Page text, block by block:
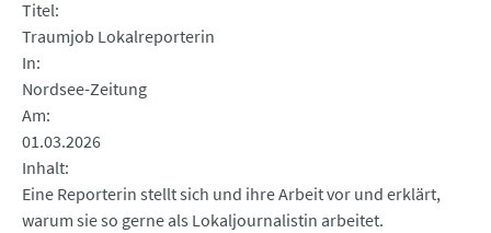
Titel
Traumjob Lokalreporterin
In
Nordsee-Zeitung
Am
01.03.2026
Inhalt
Eine Reporterin stellt sich und ihre Arbeit vor und erklärt,
warum sie so gerne als Lokaljournalistin arbeitet.